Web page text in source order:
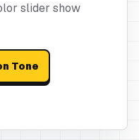
slider show
Tone